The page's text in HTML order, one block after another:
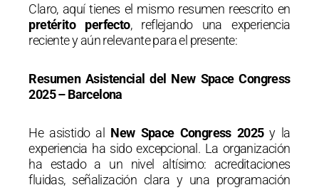
Claro, aquí tienes el mismo resumen reescrito en
pretérito perfecto, reflejando una experiencia
reciente y aún relevante para el presente:
Resumen Asistencial del New Space Congress
2025 – Barcelona
He asistido al New Space Congress 2025y la
experiencia ha sido excepcional. La organización
ha estado a un nivel altísimo: acreditaciones
fluidas, señalización clara y una programación